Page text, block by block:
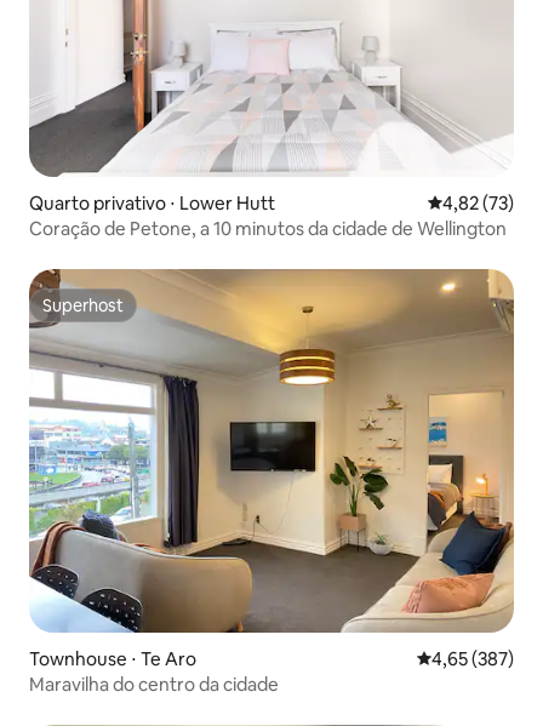
Quarto privativo ⋅ Lower Hutt 4,82 de uma
4,82 (73)
Coração de Petone, a 10 minutos da cidade de Wellington
Superhost
Superhost
Townhouse ⋅ Te Aro 4,65 de uma
4,65 (387)
Maravilha do centro da cidade